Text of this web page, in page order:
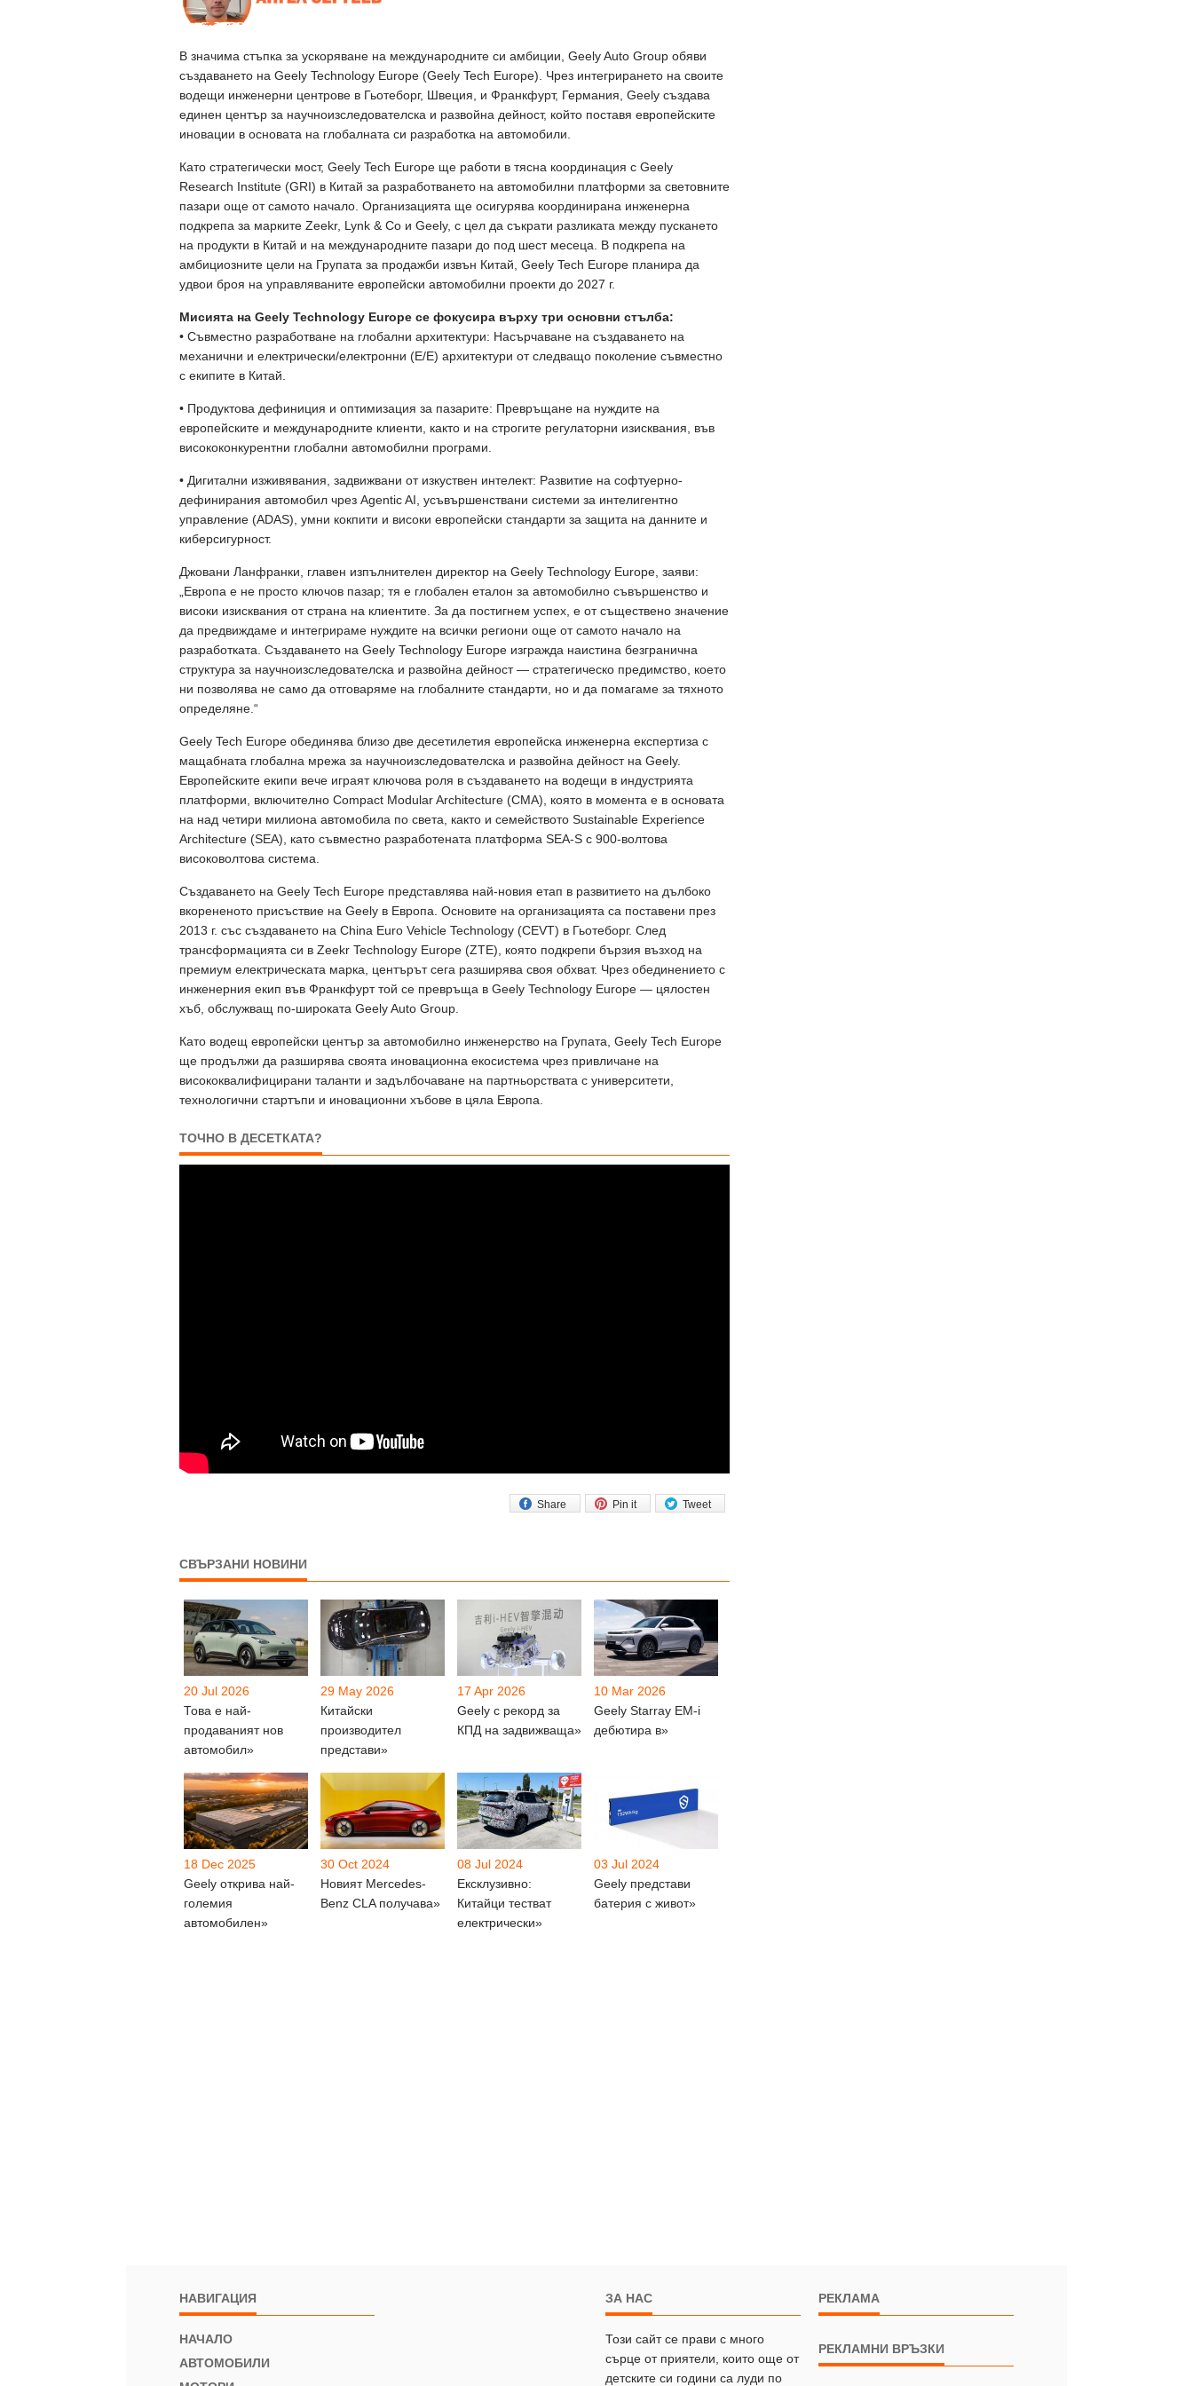
В значима стъпка за ускоряване на международните си амбиции, Geely Auto Group обяви
създаването на Geely Technology Europe (Geely Tech Europe). Чрез интегрирането на своите
водещи инженерни центрове в Гьотеборг, Швеция, и Франкфурт, Германия, Geely създава
единен център за научноизследователска и развойна дейност, който поставя европейските
иновации в основата на глобалната си разработка на автомобили.
Като стратегически мост, Geely Tech Europe ще работи в тясна координация с Geely
Research Institute (GRI) в Китай за разработването на автомобилни платформи за световните
пазари още от самото начало. Организацията ще осигурява координирана инженерна
подкрепа за марките Zeekr, Lynk & Co и Geely, с цел да съкрати разликата между пускането
на продукти в Китай и на международните пазари до под шест месеца. В подкрепа на
амбициозните цели на Групата за продажби извън Китай, Geely Tech Europe планира да
удвои броя на управляваните европейски автомобилни проекти до 2027 г.
Мисията на Geely Technology Europe се фокусира върху три основни стълба:
• Съвместно разработване на глобални архитектури: Насърчаване на създаването на
механични и електрически/електронни (E/E) архитектури от следващо поколение съвместно
с екипите в Китай.
• Продуктова дефиниция и оптимизация за пазарите: Превръщане на нуждите на
европейските и международните клиенти, както и на строгите регулаторни изисквания, във
висококонкурентни глобални автомобилни програми.
• Дигитални изживявания, задвижвани от изкуствен интелект: Развитие на софтуерно-
дефинирания автомобил чрез Agentic AI, усъвършенствани системи за интелигентно
управление (ADAS), умни кокпити и високи европейски стандарти за защита на данните и
киберсигурност.
Джовани Ланфранки, главен изпълнителен директор на Geely Technology Europe, заяви:
„Европа е не просто ключов пазар; тя е глобален еталон за автомобилно съвършенство и
високи изисквания от страна на клиентите. За да постигнем успех, е от съществено значение
да предвиждаме и интегрираме нуждите на всички региони още от самото начало на
разработката. Създаването на Geely Technology Europe изгражда наистина безгранична
структура за научноизследователска и развойна дейност — стратегическо предимство, което
ни позволява не само да отговаряме на глобалните стандарти, но и да помагаме за тяхното
определяне.“
Geely Tech Europe обединява близо две десетилетия европейска инженерна експертиза с
мащабната глобална мрежа за научноизследователска и развойна дейност на Geely.
Европейските екипи вече играят ключова роля в създаването на водещи в индустрията
платформи, включително Compact Modular Architecture (CMA), която в момента е в основата
на над четири милиона автомобила по света, както и семейството Sustainable Experience
Architecture (SEA), като съвместно разработената платформа SEA-S с 900-волтова
високоволтова система.
Създаването на Geely Tech Europe представлява най-новия етап в развитието на дълбоко
вкорененото присъствие на Geely в Европа. Основите на организацията са поставени през
2013 г. със създаването на China Euro Vehicle Technology (CEVT) в Гьотеборг. След
трансформацията си в Zeekr Technology Europe (ZTE), която подкрепи бързия възход на
премиум електрическата марка, центърът сега разширява своя обхват. Чрез обединението с
инженерния екип във Франкфурт той се превръща в Geely Technology Europe — цялостен
хъб, обслужващ по-широката Geely Auto Group.
Като водещ европейски център за автомобилно инженерство на Групата, Geely Tech Europe
ще продължи да разширява своята иновационна екосистема чрез привличане на
висококвалифицирани таланти и задълбочаване на партньорствата с университети,
технологични стартъпи и иновационни хъбове в цяла Европа.
ТОЧНО В ДЕСЕТКАТА?
Tweet
Pin it
Share
СВЪРЗАНИ НОВИНИ
20 Jul 2026
Това е най-
продаваният нов
автомобил»
29 May 2026
Китайски
производител
представи»
17 Apr 2026
Geely с рекорд за
КПД на задвижваща»
10 Mar 2026
Geely Starray EM-i
дебютира в»
18 Dec 2025
Geely открива най-
големия
автомобилен»
30 Oct 2024
Новият Mercedes-
Benz CLA получава»
08 Jul 2024
Ексклузивно:
Китайци тестват
електрически»
03 Jul 2024
Geely представи
батерия с живот»
НАВИГАЦИЯ
НАЧАЛО
АВТОМОБИЛИ
ЗА НАС
Този сайт се прави с много
сърце от приятели, които още от
детските си години са луди по
РЕКЛАМА
РЕКЛАМНИ ВРЪЗКИ